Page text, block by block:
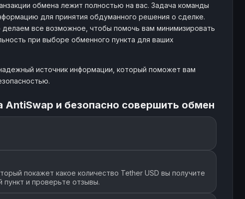
обмена лежит полностью на вас. Задача команды
для принятия обдуманного решения о сделке.
все возможное, чтобы помочь вам минимизировать
при выборе обменного пункта для ваших
источник информации, который поможет вам
и безопасно совершить обмен
покажет какое количество Tether USD вы получите
и проверьте отзывы.